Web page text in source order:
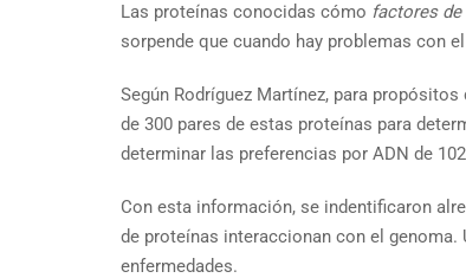
Las proteínas conocidas cómo factores
sorpende que cuando hay problemas con
Según Rodríguez Martínez, para
de 300 pares de estas proteínas para
determinar las preferencias por ADN de
Con esta información, se indentificaron
de proteínas interaccionan con el
enfermedades.